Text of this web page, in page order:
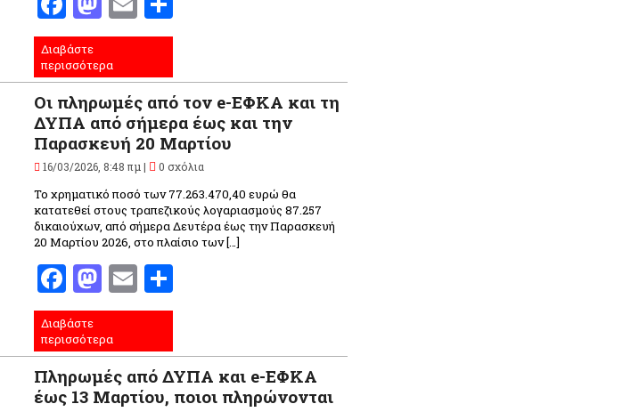
Διαβάστε
περισσότερα
Οι πληρωμές από τον e-ΕΦΚΑ και τη
ΔΥΠΑ από σήμερα έως και την
Παρασκευή 20 Μαρτίου
16/03/2026, 8:48 πμ | 0 σχόλια
Το χρηματικό ποσό των 77.263.470,40 ευρώ θα
κατατεθεί στους τραπεζικούς λογαριασμούς 87.257
δικαιούχων, από σήμερα Δευτέρα έως την Παρασκευή
20 Μαρτίου 2026, στο πλαίσιο των […]
Facebook
Mastodon
Email
Διαβάστε
περισσότερα
Πληρωμές από ΔΥΠΑ και e-ΕΦΚΑ
έως 13 Μαρτίου, ποιοι πληρώνονται